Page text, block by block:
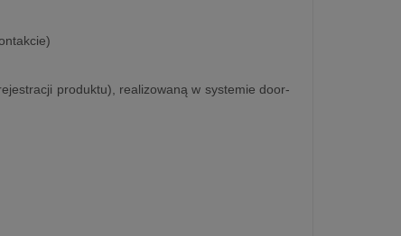
produktu), realizowaną w systemie door-